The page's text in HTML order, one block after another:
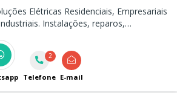
Elétricas Residenciais, Empresariais
Instalações, reparos,
pagamento. Orçamento sem
2
Telefone E-mail